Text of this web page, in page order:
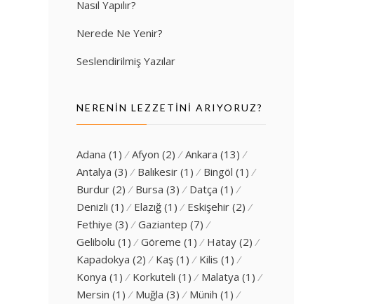
Nasıl Yapılır?
Nerede Ne Yenir?
Seslendirilmiş Yazılar
NERENIN LEZZETINI ARIYORUZ?
Adana (1) Afyon (2) Ankara (13)
Antalya (3) Balıkesir (1) Bingöl (1)
Burdur (2) Bursa (3) Datça (1)
Denizli (1) Elazığ (1) Eskişehir (2)
Fethiye (3) Gaziantep (7)
Gelibolu (1) Göreme (1) Hatay (2)
Kapadokya (2) Kaş (1) Kilis (1)
Konya (1) Korkuteli (1) Malatya (1)
Mersin (1) Muğla (3) Münih (1)